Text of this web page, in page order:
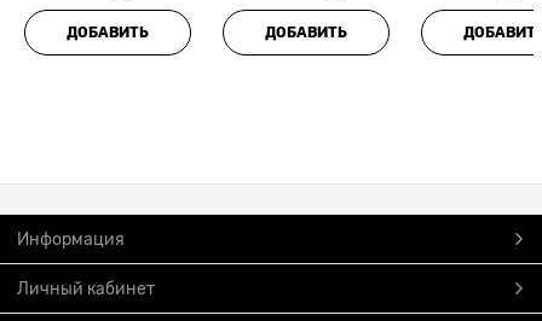
ДОБАВИТЬ ДОБАВИТЬ
Информация
Личный кабинет